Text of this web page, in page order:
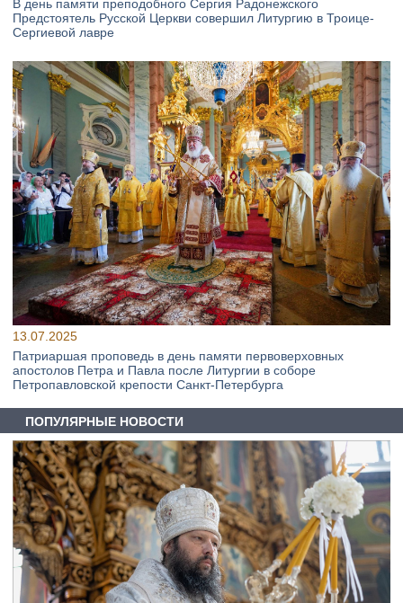
В день памяти преподобного Сергия Радонежского
Предстоятель Русской Церкви совершил Литургию в Троице-
Сергиевой лавре
13.07.2025
Патриаршая проповедь в день памяти первоверховных
апостолов Петра и Павла после Литургии в соборе
Петропавловской крепости Санкт-Петербурга
ПОПУЛЯРНЫЕ НОВОСТИ